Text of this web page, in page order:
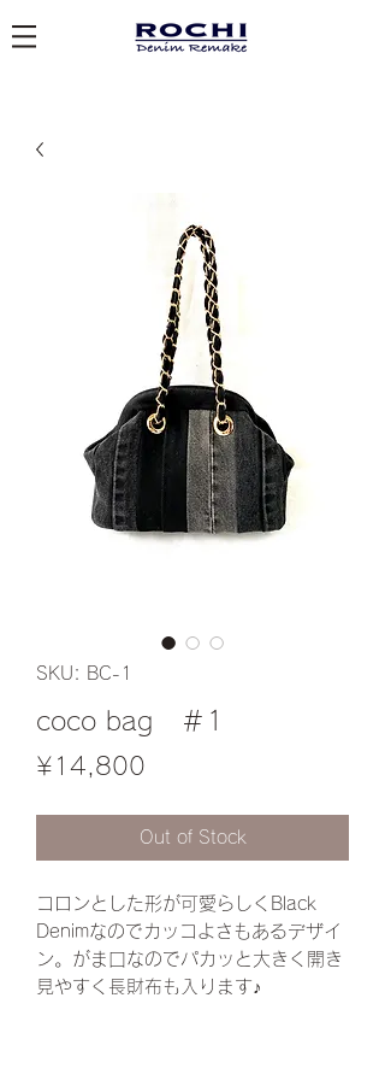
SKU: BC-1
coco bag ＃1
¥14,800
Out of Stock
コロンとした形が可愛らしくBlack
Denimなのでカッコよさもあるデザイ
ン。がま口なのでパカッと大きく開き
見やすく長財布も入ります♪